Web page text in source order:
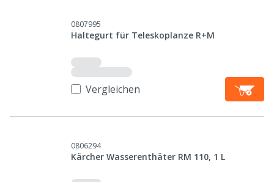
0807995
Haltegurt für Teleskoplanze R+M
Vergleichen
0806294
Kärcher Wasserenthäter RM 110, 1 L